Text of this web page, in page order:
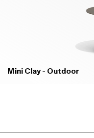
Mini Clay - Outdoor